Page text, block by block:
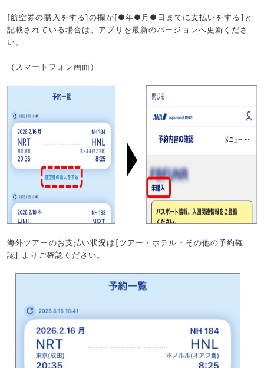
[航空券の購入をする]の欄が[●年●月●日までに支払いをする]と
記載されている場合は、アプリを最新のバージョンへ更新くださ
い。
（スマートフォン画面）
海外ツアーのお支払い状況は[ツアー・ホテル・その他の予約確
認] よりご確認ください。